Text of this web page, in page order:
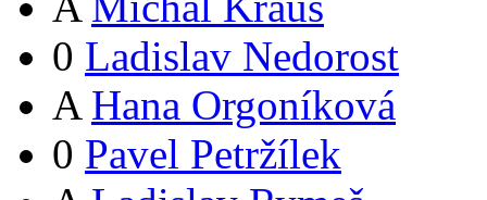
0 Ladislav Nedorost
A Hana Orgoníková
0 Pavel Petržílek